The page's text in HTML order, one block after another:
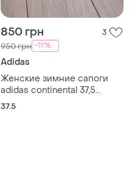
850 грн 3
950 грн -11%
Adidas
Женские зимние сапоги
adidas continental 37,5
размера
37.5